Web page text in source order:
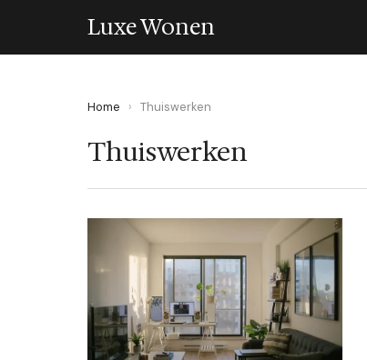
Luxe Wonen
Home › Thuiswerken
Thuiswerken